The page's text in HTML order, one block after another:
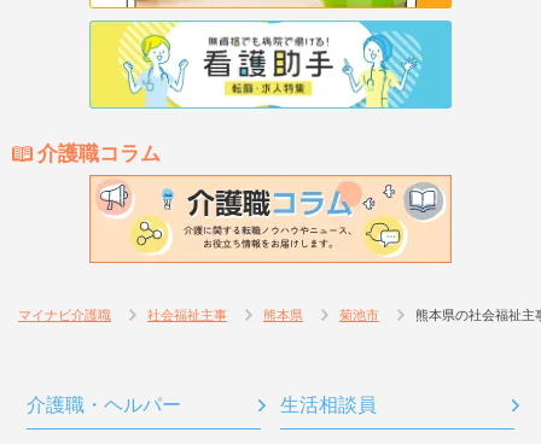
介護職コラム
マイナビ介護職 社会福祉主事 熊本県 菊池市 熊本県の社会福祉主
介護職・ヘルパー 生活相談員